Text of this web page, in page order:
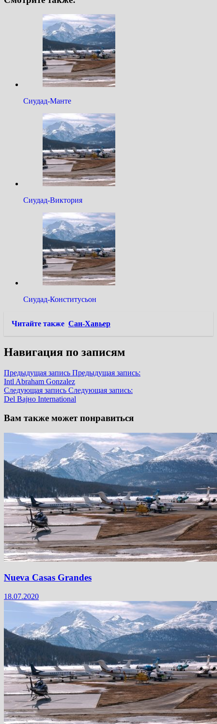
Сиудад-Манте
Сиудад-Виктория
Сиудад-Конститусьон
Читайте также Сан-Хавьер
Навигация по записям
Предыдущая запись Предыдущая запись:
Intl Abraham Gonzalez
Следующая запись Следующая запись:
Del Bajнo International
Вам также может понравиться
Nueva Casas Grandes
18.07.2020